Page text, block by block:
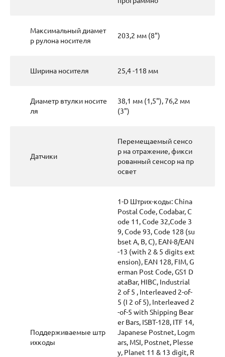
Максимальный диамет
р рулона носителя
203,2 мм (8")
Ширина носителя 25,4 -118 мм
Диаметр втулки носите
ля
38,1 мм (1,5"), 76,2 мм
(3")
Датчики
Перемещаемый сенсо
р на отражение, фикси
рованный сенсор на пр
освет
Поддерживаемые штр
ихкоды
1-D Штрих-коды: China
Postal Code, Codabar, C
ode 11, Code 32,Code 3
9, Code 93, Code 128 (su
bset A, B, C), EAN-8/EAN
-13 (with 2 & 5 digits ext
ension), EAN 128, FIM, G
erman Post Code, GS1 D
ataBar, HIBC, Industrial
2 of 5 , Interleaved 2-of-
5 (I 2 of 5), Interleaved 2
-of-5 with Shipping Bear
er Bars, ISBT-128, ITF 14,
Japanese Postnet, Logm
ars, MSI, Postnet, Plesse
y, Planet 11 & 13 digit, R